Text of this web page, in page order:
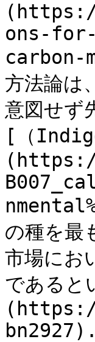
ons-
carbon-
方法論は
意図せず
[（
の種を最
市場にお
である